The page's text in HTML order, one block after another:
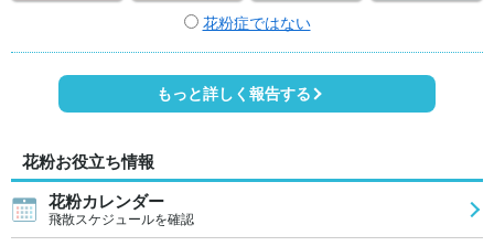
花粉症ではない
もっと詳しく報告する
花粉お役立ち情報
花粉カレンダー
飛散スケジュールを確認